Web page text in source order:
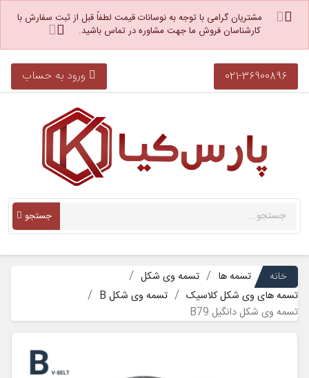
مشتریان گرامی با توجه به نوسانات قیمت لطفاً قبل از ثبت سفارش با
کارشناسان فروش ما جهت مشاوره در تماس باشید.
021-36900896 ورود به حساب
جستجو
خانه تسمه ها
تسمه وی شکل
تسمه های وی شکل کلاسیک
تسمه وی شکل B
تسمه وی شکل دانگیل B79